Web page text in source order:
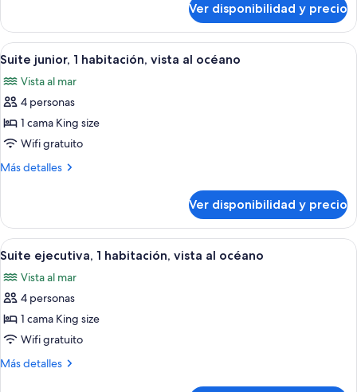
vista
al
océano
2
camas
individuales,
al
océano
Ver disponibilidad y precio
Ver
todas
las
fotos
de
Suite
junior,
vista
al
océano
Un campo de golf con búnkeres,
3
Suite junior, 1 habitación, vista al océano
Vista al mar
4 personas
1 cama King size
Wifi gratuito
Más detalles
Más
junior,
habitación,
al
océano
Ver disponibilidad y precio
Ver
todas
las
fotos
de
Suite
ejecutiva,
Habitación de hotel con una cama
5
Suite ejecutiva, 1 habitación, vista al océano
Vista al mar
4 personas
1 cama King size
Wifi gratuito
Más detalles
Más